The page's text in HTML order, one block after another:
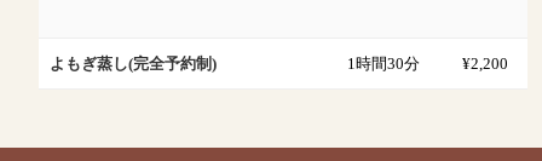
よもぎ蒸し(完全予約制) 1時間30分 ¥2,200